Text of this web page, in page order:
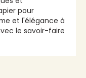
pour
et l'élégance à
le savoir-faire